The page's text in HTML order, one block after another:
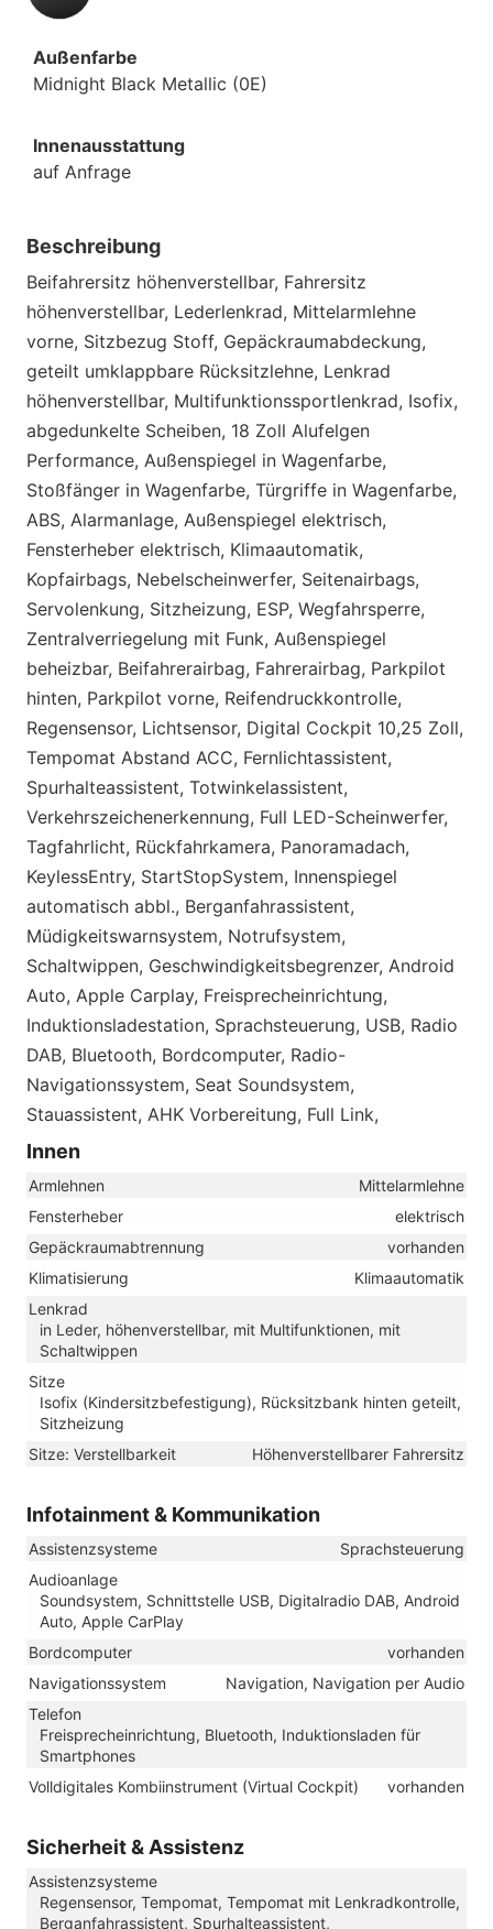
Außenfarbe
Midnight Black Metallic (0E)
Innenausstattung
auf Anfrage
Beschreibung
Beifahrersitz höhenverstellbar, Fahrersitz
höhenverstellbar, Lederlenkrad, Mittelarmlehne
vorne, Sitzbezug Stoff, Gepäckraumabdeckung,
geteilt umklappbare Rücksitzlehne, Lenkrad
höhenverstellbar, Multifunktionssportlenkrad, Isofix,
abgedunkelte Scheiben, 18 Zoll Alufelgen
Performance, Außenspiegel in Wagenfarbe,
Stoßfänger in Wagenfarbe, Türgriffe in Wagenfarbe,
ABS, Alarmanlage, Außenspiegel elektrisch,
Fensterheber elektrisch, Klimaautomatik,
Kopfairbags, Nebelscheinwerfer, Seitenairbags,
Servolenkung, Sitzheizung, ESP, Wegfahrsperre,
Zentralverriegelung mit Funk, Außenspiegel
beheizbar, Beifahrerairbag, Fahrerairbag, Parkpilot
hinten, Parkpilot vorne, Reifendruckkontrolle,
Regensensor, Lichtsensor, Digital Cockpit 10,25 Zoll,
Tempomat Abstand ACC, Fernlichtassistent,
Spurhalteassistent, Totwinkelassistent,
Verkehrszeichenerkennung, Full LED-Scheinwerfer,
Tagfahrlicht, Rückfahrkamera, Panoramadach,
KeylessEntry, StartStopSystem, Innenspiegel
automatisch abbl., Berganfahrassistent,
Müdigkeitswarnsystem, Notrufsystem,
Schaltwippen, Geschwindigkeitsbegrenzer, Android
Auto, Apple Carplay, Freisprecheinrichtung,
Induktionsladestation, Sprachsteuerung, USB, Radio
DAB, Bluetooth, Bordcomputer, Radio-
Navigationssystem, Seat Soundsystem,
Stauassistent, AHK Vorbereitung, Full Link,
Innen
Armlehnen
Mittelarmlehne
Fensterheber
elektrisch
Gepäckraumabtrennung
vorhanden
Klimatisierung
Klimaautomatik
Lenkrad
in Leder, höhenverstellbar, mit Multifunktionen, mit
Schaltwippen
Sitze
Isofix (Kindersitzbefestigung), Rücksitzbank hinten geteilt,
Sitzheizung
Sitze: Verstellbarkeit
Höhenverstellbarer Fahrersitz
Infotainment & Kommunikation
Assistenzsysteme
Sprachsteuerung
Audioanlage
Soundsystem, Schnittstelle USB, Digitalradio DAB, Android
Auto, Apple CarPlay
Bordcomputer
vorhanden
Navigationssystem
Navigation, Navigation per Audio
Telefon
Freisprecheinrichtung, Bluetooth, Induktionsladen für
Smartphones
Volldigitales Kombiinstrument (Virtual Cockpit)
vorhanden
Sicherheit & Assistenz
Assistenzsysteme
Regensensor, Tempomat, Tempomat mit Lenkradkontrolle,
Berganfahrassistent, Spurhalteassistent,